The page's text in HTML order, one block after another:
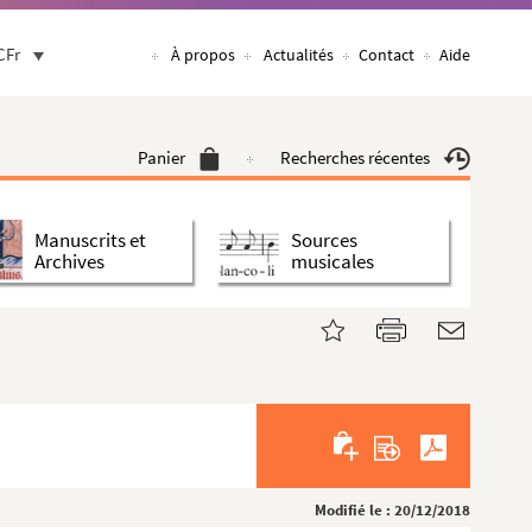
À propos Actualités Contact Aide
Panier Recherches récentes
Manuscrits et
Archives
Sources
musicales
Modifié le : 20/12/2018